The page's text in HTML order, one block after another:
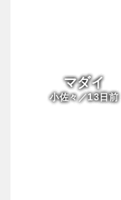
マダイ
小佐々／13日前